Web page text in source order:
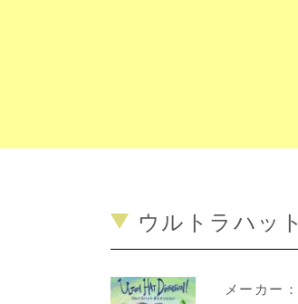
ウルトラハッ
メーカー：